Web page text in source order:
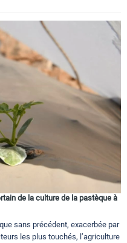
de la culture de la pastèque à
sans précédent, exacerbée par
les plus touchés, l’agriculture